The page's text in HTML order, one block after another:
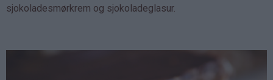
sjokoladesmørkrem og sjokoladeglasur.